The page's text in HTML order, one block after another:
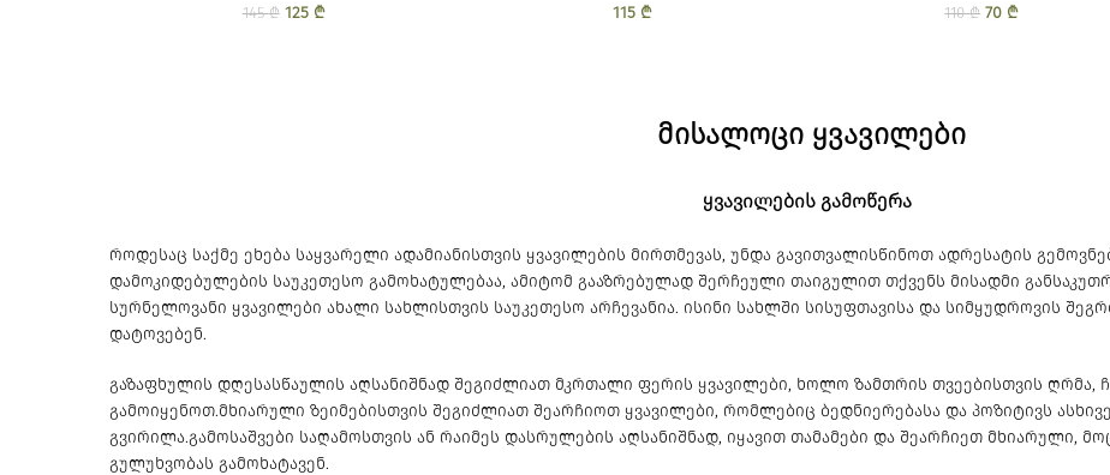
145₾
Original price was:
125 ₾ 115 ₾ 110₾
Original price
70 ₾
მისალოცი ყვავილები
ყვავილების გამოწერა
როდესაც საქმე ეხება საყვარელი ადამიანისთვის ყვავილების მირთმევას, უნდა გავითვალისწინოთ ადრესატის
დამოკიდებულების საუკეთესო გამოხატულებაა, ამიტომ გააზრებულად შერჩეული თაიგულით თქვენს მისადმი
სურნელოვანი ყვავილები ახალი სახლისთვის საუკეთესო არჩევანია. ისინი სახლში სისუფთავისა და სიმყუდროვის
დატოვებენ.
გაზაფხულის დღესასწაულის აღსანიშნად შეგიძლიათ მკრთალი ფერის ყვავილები, ხოლო ზამთრის თვეებისთვის
გამოიყენოთ.მხიარული ზეიმებისთვის შეგიძლიათ შეარჩიოთ ყვავილები, რომლებიც ბედნიერებასა და პოზიტივს
გვირილა.გამოსაშვები საღამოსთვის ან რაიმეს დასრულების აღსანიშნად, იყავით თამამები და შეარჩიეთ მხიარული,
გულუხვობას გამოხატავენ.